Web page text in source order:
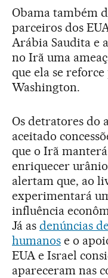
Obama também
parceiros dos
Arábia Saudita e
no Irã uma
que ela se
Washington.
Os detratores do
aceitado
que o Irã
enriquecer
alertam que, ao
experimentará
influência
Já as denúncias
humanose o
EUA e Israel
apareceram nas